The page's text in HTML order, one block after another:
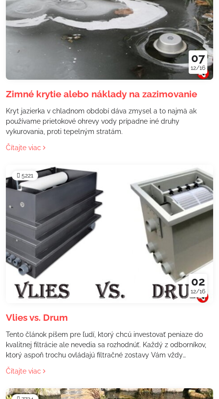
07
12/16
Zimné krytie alebo náklady na zazimovanie
Kryt jazierka v chladnom období dáva zmysel a to najmä ak
používame prietokové ohrevy vody prípadne iné druhy
vykurovania, proti tepelným stratám.
Čítajte viac
5221
02
12/16
Vlies vs. Drum
Tento článok píšem pre ľudí, ktorý chcú investovať peniaze do
kvalitnej filtrácie ale nevedia sa rozhodnúť. Každý z odborníkov,
ktorý aspoň trochu ovládajú filtračné zostavy Vám vždy
odporučia bubnovú filtráciu. Je to z jednoduchého dôvodu „sú
najlepšie“
Čítajte viac